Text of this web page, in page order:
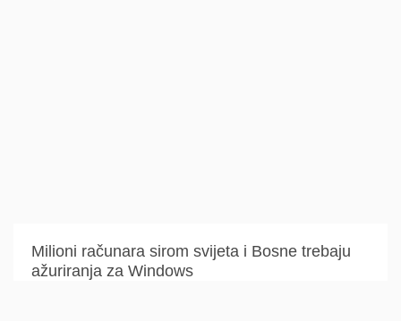
Milioni računara sirom svijeta i Bosne trebaju
ažuriranja za Windows